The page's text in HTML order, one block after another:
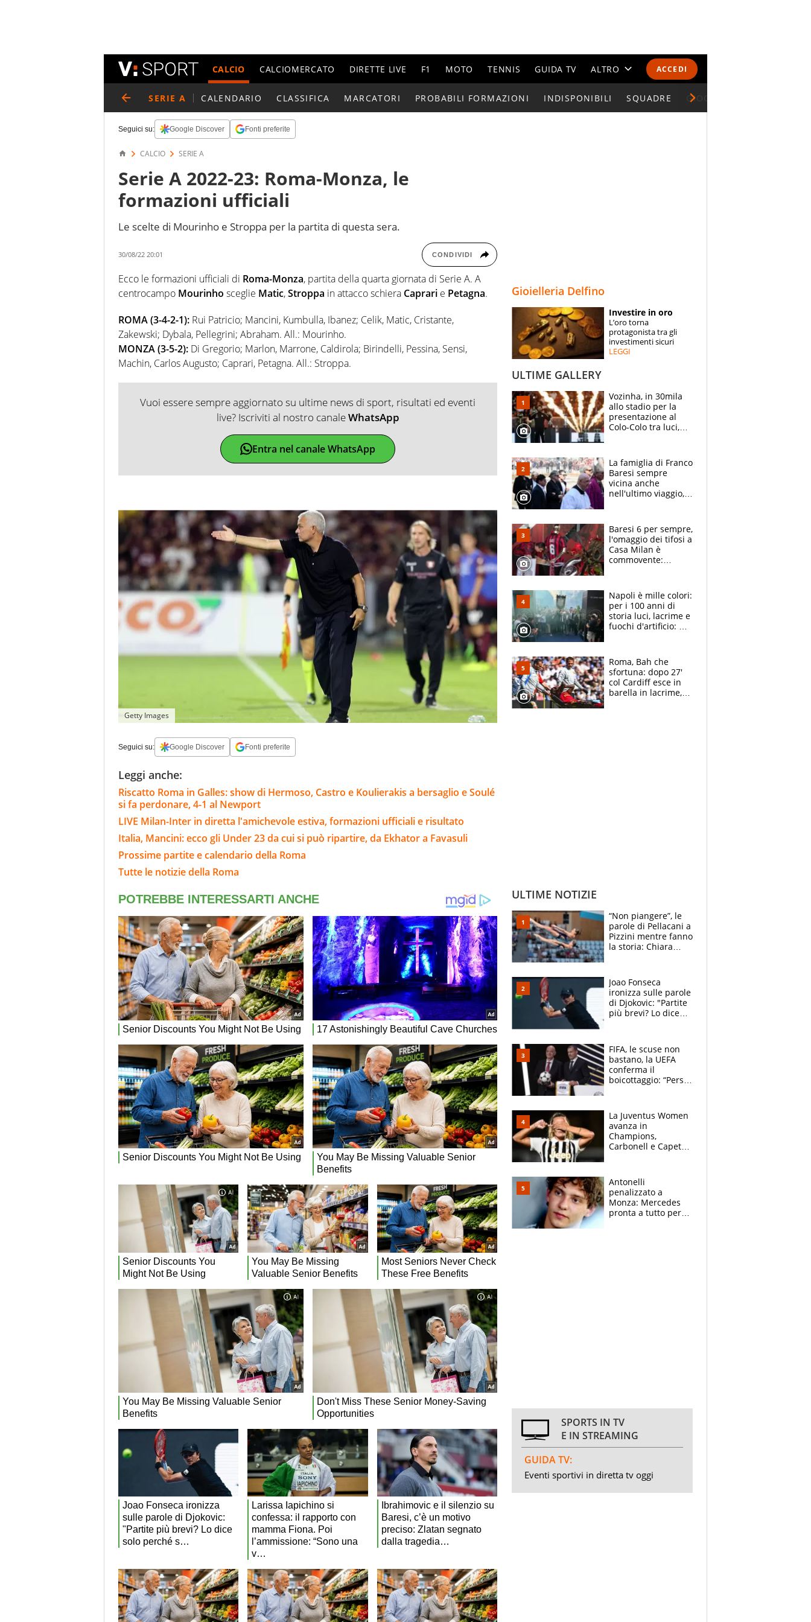
ACCEDI
CALCIO CALCIOMERCATO DIRETTE LIVE F1 MOTO TENNIS GUIDA TV ALTRO
CALENDARI E CLASSIFICHE
ESPERTI
CONTATTI
SERIE A CALENDARIO CLASSIFICA MARCATORI PROBABILI FORMAZIONI INDISPONIBILI SQUADRE GIOCATORI SERIE A
Seguici su: Google Discover Fonti preferite
CALCIO SERIE A
Serie A 2022-23: Roma-Monza, le
formazioni ufficiali
Le scelte di Mourinho e Stroppa per la partita di questa sera.
30/08/22 20:01 CONDIVIDI
Ecco le formazioni ufficiali di Roma-Monza, partita della quarta giornata di Serie A. A
centrocampo Mourinho sceglie Matic,Stroppa in attacco schiera Caprari e Petagna.
ROMA (3-4-2-1): Rui Patricio; Mancini, Kumbulla, Ibanez; Celik, Matic, Cristante,
Zakewski; Dybala, Pellegrini; Abraham. All.: Mourinho.
MONZA (3-5-2): Di Gregorio; Marlon, Marrone, Caldirola; Birindelli, Pessina, Sensi,
Machin, Carlos Augusto; Caprari, Petagna. All.: Stroppa.
Vuoi essere sempre aggiornato su ultime news di sport, risultati ed eventi
live? Iscriviti al nostro canaleWhatsApp
Entra nel canale WhatsApp
Getty Images
Seguici su: Google Discover Fonti preferite
Leggi anche:
Riscatto Roma in Galles: show di Hermoso, Castro e Koulierakis a bersaglio e Soulé
si fa perdonare, 4-1 al Newport
LIVE Milan-Inter in diretta l'amichevole estiva, formazioni ufficiali e risultato
Italia, Mancini: ecco gli Under 23 da cui si può ripartire, da Ekhator a Favasuli
Prossime partite e calendario della Roma
Tutte le notizie della Roma
Gioielleria Delfino
Investire in oro
L’oro torna
protagonista tra gli
investimenti sicuri
LEGGI
ULTIME GALLERY
Vozinha, in 30mila
allo stadio per la
presentazione al
Colo-Colo tra luci,
La famiglia di Franco
Baresi sempre
vicina anche
nell'ultimo viaggio,
circondati
dall'affetto dei tifosi
Baresi 6 per sempre,
l'omaggio dei tifosi a
Casa Milan è
commovente:
bigliettini
Napoli è mille colori:
per i 100 anni di
storia luci, lacrime e
fuochi d'artificio: De
Roma, Bah che
sfortuna: dopo 27'
col Cardiff esce in
barella in lacrime,
ULTIME NOTIZIE
“Non piangere”, le
parole di Pellacani a
Pizzini mentre fanno
la storia: Chiara
Joao Fonseca
ironizza sulle parole
di Djokovic: "Partite
più brevi? Lo dice
FIFA, le scuse non
bastano, la UEFA
conferma il
boicottaggio: “Persa
rivelazione sulla
Superlega
La Juventus Women
avanza in
Champions,
Carbonell e Capeta
Antonelli
penalizzato a
Monza: Mercedes
pronta a tutto per
SPORTS IN TV
E IN STREAMING
GUIDA TV:
Eventi sportivi in diretta tv oggi